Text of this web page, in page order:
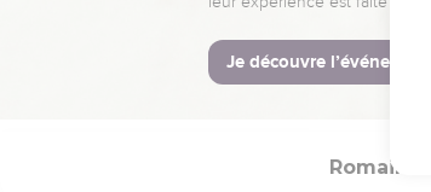
31 Il
Romains